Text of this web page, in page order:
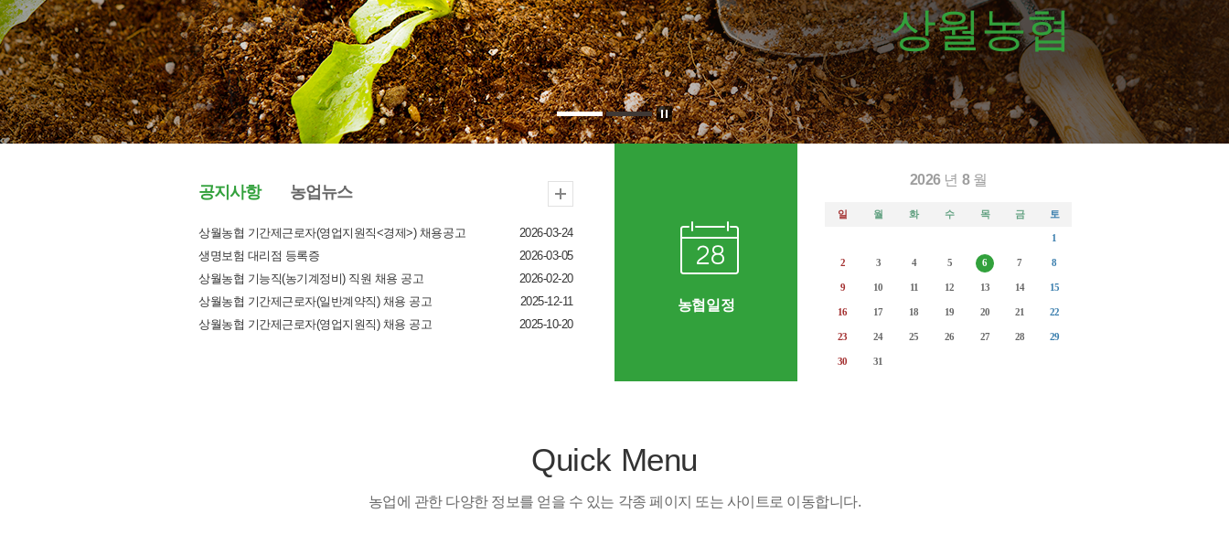
상월농협
공지사항
상월농협 기간제근로자(영업지원직<경제>) 채용공고
2026-03-24
생명보험 대리점 등록증
2026-03-05
상월농협 기능직(농기계정비) 직원 채용 공고
2026-02-20
상월농협 기간제근로자(일반계약직) 채용 공고
2025-12-11
상월농협 기간제근로자(영업지원직) 채용 공고
2025-10-20
농업뉴스
농협일정
2026년 8월
일 월 화 수 목 금 토
1
2 3 4 5 6 7 8
9 10 11 12 13 14 15
16 17 18 19 20 21 22
23 24 25 26 27 28 29
30 31
Quick Menu
농업에 관한 다양한 정보를 얻을 수 있는 각종 페이지 또는 사이트로 이동합니다.